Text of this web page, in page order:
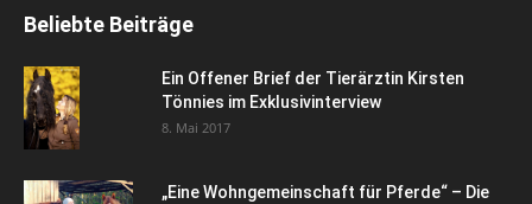
Beliebte Beiträge
Ein Offener Brief der Tierärztin Kirsten
Tönnies im Exklusivinterview
8. Mai 2017
„Eine Wohngemeinschaft für Pferde“ – Die